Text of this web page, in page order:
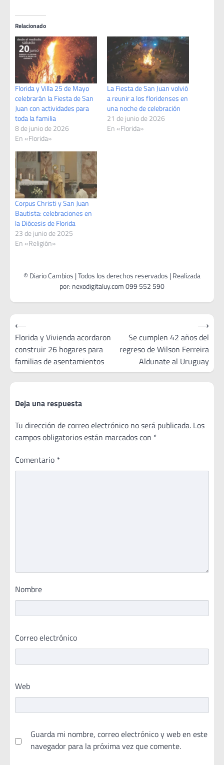
Relacionado
Florida y Villa 25 de Mayo
celebrarán la Fiesta de San
Juan con actividades para
toda la familia
8 de junio de 2026
En «Florida»
La Fiesta de San Juan volvió
a reunir a los floridenses en
una noche de celebración
21 de junio de 2026
En «Florida»
Corpus Christi y San Juan
Bautista: celebraciones en
la Diócesis de Florida
23 de junio de 2025
En «Religión»
Navegación
de
entradas
⟵
Florida y Vivienda acordaron
construir 26 hogares para
familias de asentamientos
Se cumplen 42 años del
regreso de Wilson Ferreira
Aldunate al Uruguay
⟶
Deja una respuesta
Tu dirección de correo electrónico no será publicada. Los
campos obligatorios están marcados con *
Comentario *
Nombre
Correo electrónico
Web
Guarda mi nombre, correo electrónico y web en este
navegador para la próxima vez que comente.